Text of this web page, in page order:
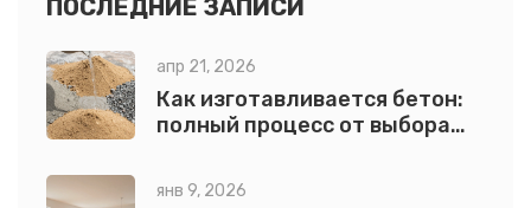
ПОСЛЕДНИЕ ЗАПИСИ
апр 21, 2026
Как изготавливается бетон:
полный процесс от выбора
янв 9, 2026